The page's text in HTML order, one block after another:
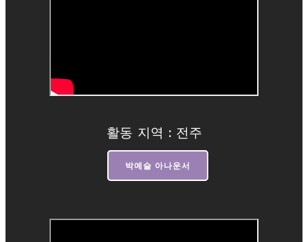
활동 지역 : 전주
박예슬 아나운서